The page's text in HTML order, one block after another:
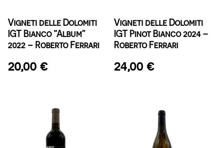
Vigneti delle Dolomiti
IGT Bianco “Album”
2022 – Roberto Ferrari
20,00 €
Vigneti delle Dolomiti
IGT Pinot Bianco 2024 –
Roberto Ferrari
24,00 €